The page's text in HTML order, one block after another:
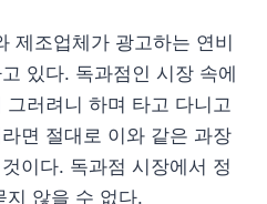
제조업체가 광고하는 연비
있다. 독과점인 시장 속에
러려니 하며 타고 다니고
면 절대로 이와 같은 과장
이다. 독과점 시장에서 정
지 않을 수 없다.